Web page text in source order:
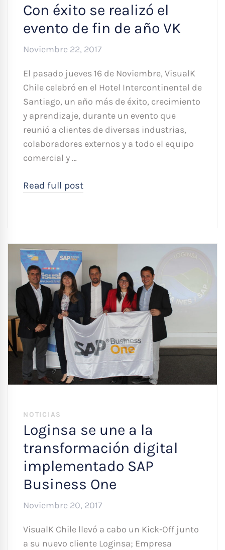
Con éxito se realizó el
evento de fin de año VK
Noviembre 22, 2017
El pasado jueves 16 de Noviembre, VisualK
Chile celebró en el Hotel Intercontinental de
Santiago, un año más de éxito, crecimiento
y aprendizaje, durante un evento que
reunió a clientes de diversas industrias,
colaboradores externos y a todo el equipo
comercial y …
Read full post
NOTICIAS
Loginsa se une a la
transformación digital
implementado SAP
Business One
Noviembre 20, 2017
VisualK Chile llevó a cabo un Kick-Off junto
a su nuevo cliente Loginsa; Empresa